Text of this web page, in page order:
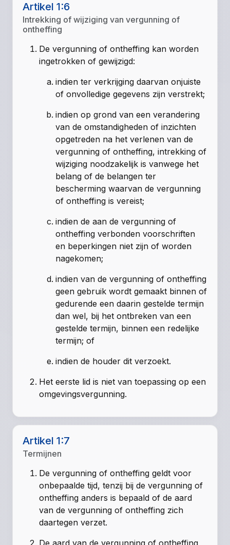
Artikel 1:6
Intrekking of wijziging van vergunning of
ontheffing
De vergunning of ontheffing kan worden
ingetrokken of gewijzigd:
indien ter verkrijging daarvan onjuiste
of onvolledige gegevens zijn verstrekt;
indien op grond van een verandering
van de omstandigheden of inzichten
opgetreden na het verlenen van de
vergunning of ontheffing, intrekking of
wijziging noodzakelijk is vanwege het
belang of de belangen ter
bescherming waarvan de vergunning
of ontheffing is vereist;
indien de aan de vergunning of
ontheffing verbonden voorschriften
en beperkingen niet zijn of worden
nagekomen;
indien van de vergunning of ontheffing
geen gebruik wordt gemaakt binnen of
gedurende een daarin gestelde termijn
dan wel, bij het ontbreken van een
gestelde termijn, binnen een redelijke
termijn; of
indien de houder dit verzoekt.
Het eerste lid is niet van toepassing op een
omgevingsvergunning.
Artikel 1:7
Termijnen
De vergunning of ontheffing geldt voor
onbepaalde tijd, tenzij bij de vergunning of
ontheffing anders is bepaald of de aard
van de vergunning of ontheffing zich
daartegen verzet.